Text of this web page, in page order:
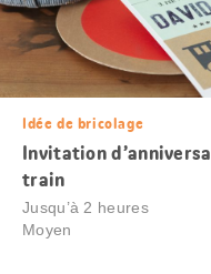
Idée de bricolage
Invitation
train
Jusqu’à 2 heures
Moyen